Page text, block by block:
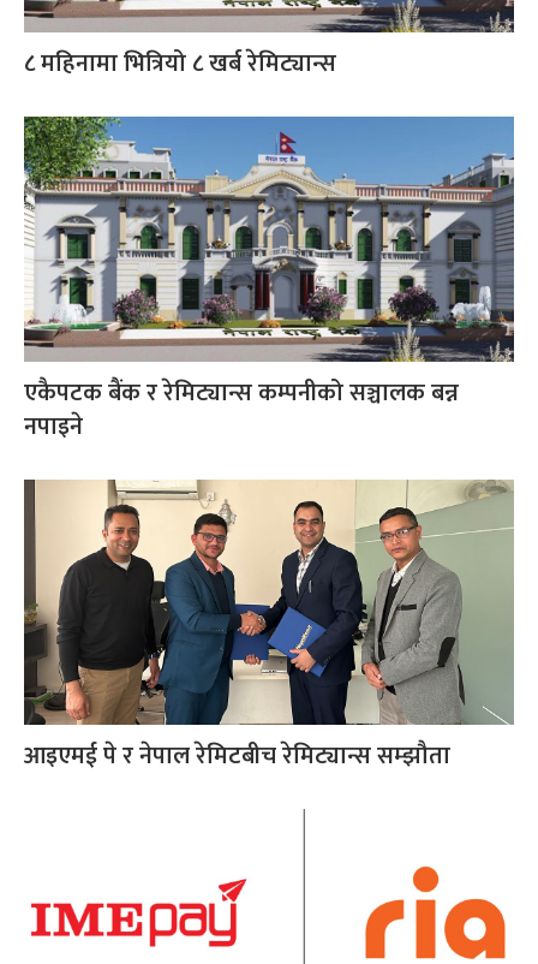
८ महिनामा भित्रियो ८ खर्ब रेमिट्यान्स
एकैपटक बैंक र रेमिट्यान्स कम्पनीको सञ्चालक बन्न
नपाइने
आइएमई पे र नेपाल रेमिटबीच रेमिट्यान्स सम्झौता